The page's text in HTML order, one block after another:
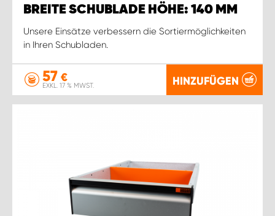
BREITE SCHUBLADE HÖHE: 140 MM
Unsere Einsätze verbessern die Sortiermöglichkeiten
in Ihren Schubladen.
57 €
EXKL. 17 % MWST. HINZUFÜGEN